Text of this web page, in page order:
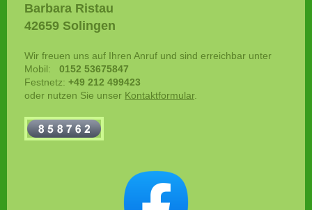
Barbara Ristau
42659 Solingen
Wir freuen uns auf Ihren Anruf und sind erreichbar unter
Mobil: 0152 53675847
Festnetz: +49 212 499423
oder nutzen Sie unser Kontaktformular.